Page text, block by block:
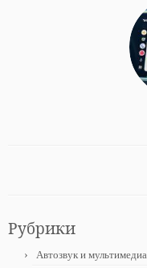
Рубрики
Автозвук и мультимедиа